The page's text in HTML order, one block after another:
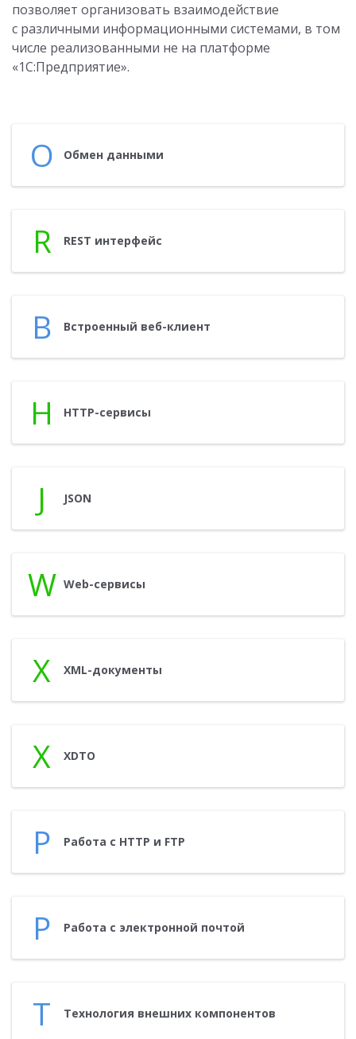
позволяет организовать взаимодействие
с различными информационными системами, в том
числе реализованными не на платформе
«1С:Предприятие».
О Об­мен дан­ны­ми
R REST ин­терфейс
В Встро­ен­ный веб-кли­ент
H HTTP-сер­ви­сы
J JSON
W Web-сер­ви­сы
X XML-до­кумен­ты
X XDTO
Р Ра­бота с HTTP и FTP
Р Ра­бота с элек­трон­ной поч­той
Т Тех­но­логия внеш­них ком­по­нен­тов